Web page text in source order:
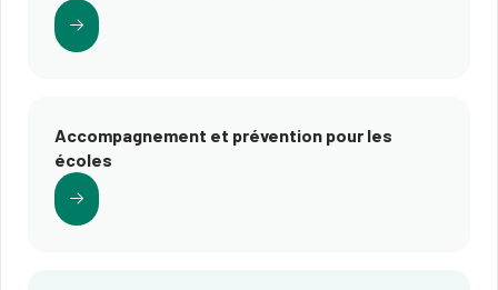
Accompagnement et prévention pour les
écoles